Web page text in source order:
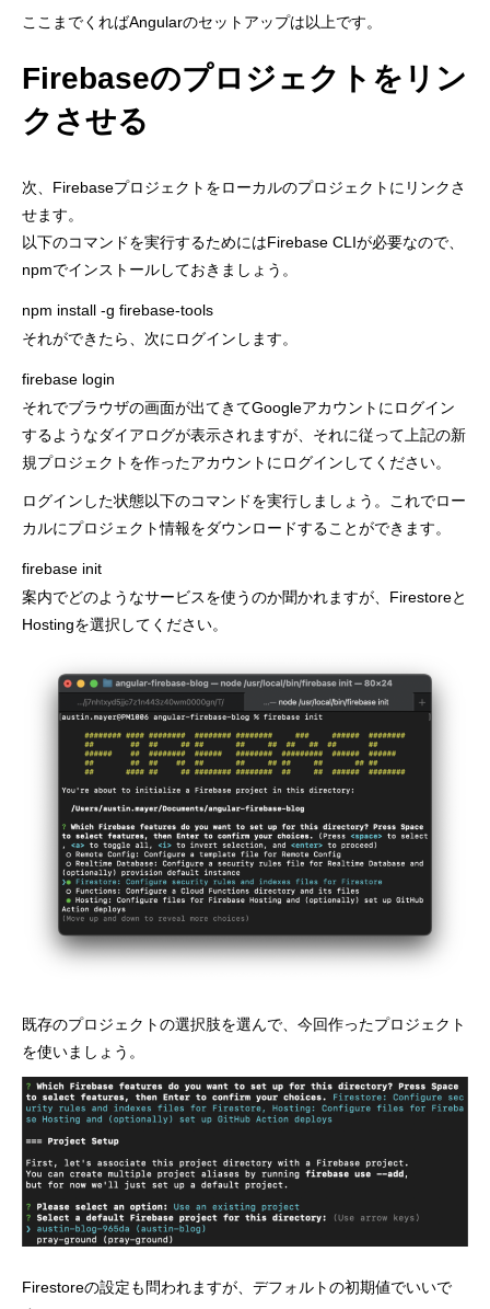
ここまでくればAngularのセットアップは以上です。
Firebaseのプロジェクトをリン
クさせる
次、Firebaseプロジェクトをローカルのプロジェクトにリンクさ
せます。
以下のコマンドを実行するためにはFirebase CLIが必要なので、
npmでインストールしておきましょう。
npm install -g firebase-tools
それができたら、次にログインします。
firebase login
それでブラウザの画面が出てきてGoogleアカウントにログイン
するようなダイアログが表示されますが、それに従って上記の新
規プロジェクトを作ったアカウントにログインしてください。
ログインした状態以下のコマンドを実行しましょう。これでロー
カルにプロジェクト情報をダウンロードすることができます。
firebase init
案内でどのようなサービスを使うのか聞かれますが、Firestoreと
Hostingを選択してください。
既存のプロジェクトの選択肢を選んで、今回作ったプロジェクト
を使いましょう。
Firestoreの設定も問われますが、デフォルトの初期値でいいで